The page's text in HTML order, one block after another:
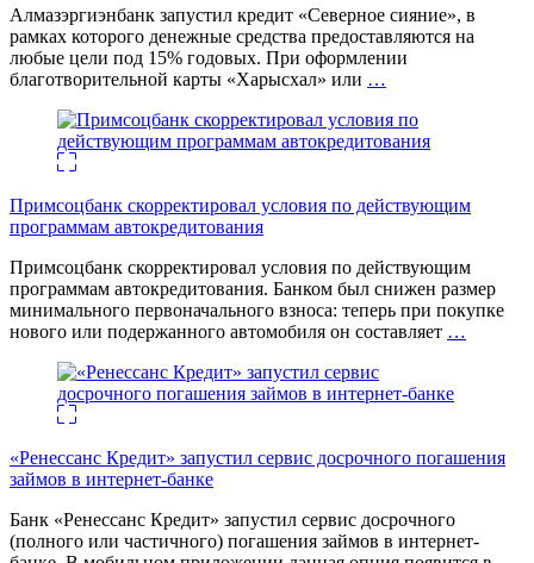
Алмазэргиэнбанк запустил кредит «Северное сияние», в
рамках которого денежные средства предоставляются на
любые цели под 15% годовых. При оформлении
благотворительной карты «Харысхал» или …
Примсоцбанк скорректировал условия по действующим
программам автокредитования
Примсоцбанк скорректировал условия по действующим
программам автокредитования. Банком был снижен размер
минимального первоначального взноса: теперь при покупке
нового или подержанного автомобиля он составляет …
«Ренессанс Кредит» запустил сервис досрочного погашения
займов в интернет-банке
Банк «Ренессанс Кредит» запустил сервис досрочного
(полного или частичного) погашения займов в интернет-